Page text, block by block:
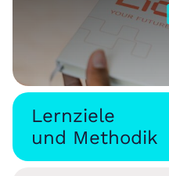
Lernziele
und Methodik